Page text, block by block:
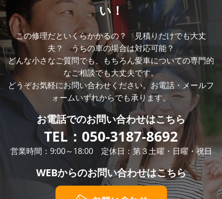
い！
この修理だといくらかかるの？ 見積りだけでも大丈
夫？ うちの車の場合は対応可能？
どんな小さなご質問でも、もちろん愛車についての専門的
なご相談でも大丈夫です。
どうぞお気軽にお問い合わせください。お電話・メールフ
ォームいずれからでも承ります。
お電話でのお問い合わせはこちら
TEL： 050-3187-8692
営業時間：9:00～18:00 定休日：第３土曜・日曜・祝日
WEBからのお問い合わせはこちら